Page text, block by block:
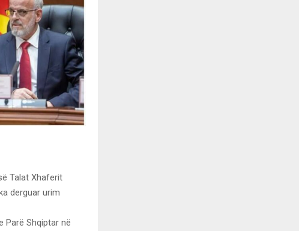
Talat Xhaferit
derguar urim
Parë Shqiptar në